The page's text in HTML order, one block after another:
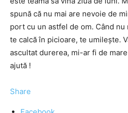
spună că nu mai are nevoie de
port cu un astfel de om. Când
te calcă în picioare, te umileşte.
ascultat durerea, mi-ar fi de
ajută !
Share